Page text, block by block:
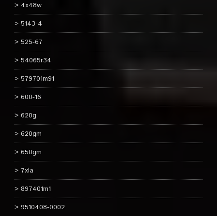
4x48w
5143-4
525-67
54065r34
579701m91
600-16
620g
620gm
650gm
7xla
897401m1
9510408-0002